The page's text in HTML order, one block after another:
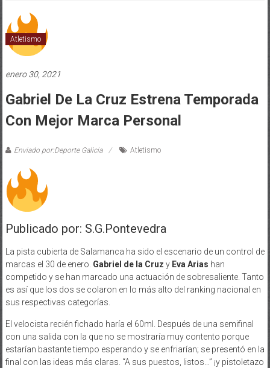
Atletismo
enero 30, 2021
Gabriel De La Cruz Estrena Temporada
Con Mejor Marca Personal
Enviado por:Deporte Galicia Atletismo
Publicado por: S.G.Pontevedra
La pista cubierta de Salamanca ha sido el escenario de un control de
marcas el 30 de enero. Gabriel de la Cruz y Eva Arias han
competido y se han marcado una actuación de sobresaliente. Tanto
es así que los dos se colaron en lo más alto del ranking nacional en
sus respectivas categorías.
El velocista recién fichado haría el 60ml. Después de una semifinal
con una salida con la que no se mostraría muy contento porque
estarían bastante tiempo esperando y se enfriarían; se presentó en la
final con las ideas más claras. “A sus puestos, listos…” ¡y pistoletazo